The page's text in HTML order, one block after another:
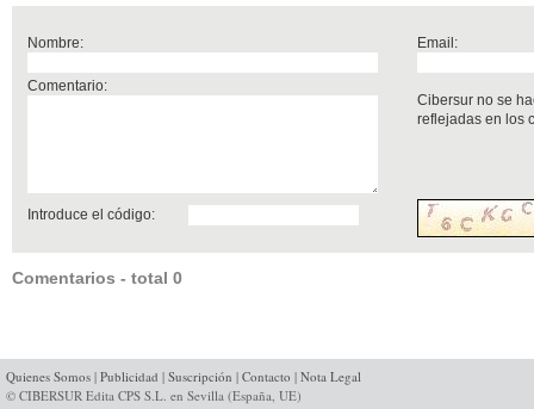
Nombre: Email:
Comentario:
Cibersur no se
reflejadas en los
Introduce el código:
Comentarios - total 0
Quienes Somos | Publicidad | Suscripción | Contacto | Nota Legal
© CIBERSUR Edita CPS S.L. en Sevilla (España, UE)